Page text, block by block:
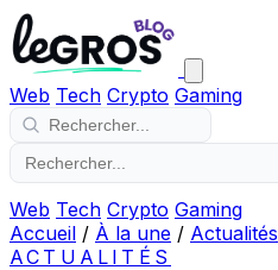
Web Tech Crypto Gaming
Web Tech Crypto Gaming
Accueil / À la une / Actualités
ACTUALITÉS